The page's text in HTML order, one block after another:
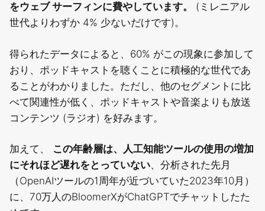
をウェブ サーフィンに費やしています。
(ミレニアル
世代よりわずか 4% 少ないだけです)。
得られたデータによると、60% がこの現象に参加して
おり、ポッドキャストを聴くことに積極的な世代であ
ることがわかりました。ただし、他のセグメントに比
べて関連性が低く、ポッドキャストや音楽よりも放送
コンテンツ (ラジオ) を好みます。
加えて、 この年齢層は、人工知能ツールの使用の増加
にそれほど遅れをとっていない、分析された先月
（OpenAIツールの1周年が近づいていた2023年10月）
に、70万人のBloomerXがChatGPTでチャットしたた